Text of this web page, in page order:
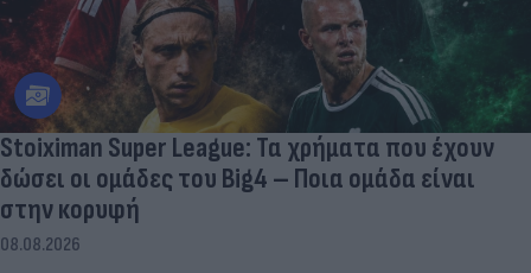
Stoiximan Super League: Τα χρήματα που έχουν
δώσει οι ομάδες του Big4 – Ποια ομάδα είναι
στην κορυφή
08.08.2026